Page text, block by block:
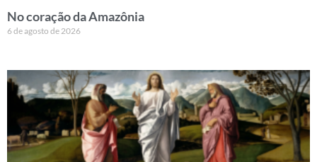
No coração da Amazônia
6 de agosto de 2026